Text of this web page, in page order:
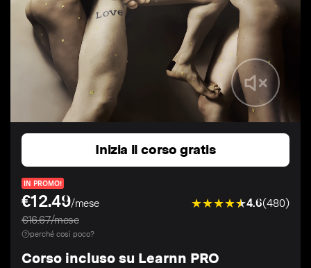
Inizia il corso gratis
IN PROMO!
€12.49/mese
€16.67/mese
4.6(480)
perché così poco?
Corso incluso su Learnn PRO